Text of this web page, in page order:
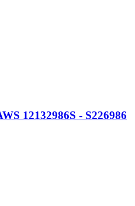
12132986S - S226986